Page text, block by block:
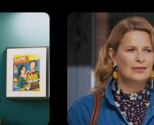
2501–2600
2401–2500
2301–2400